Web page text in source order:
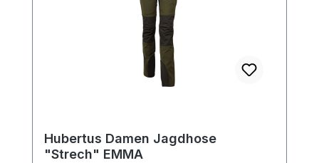
Hubertus Damen Jagdhose
"Strech" EMMA